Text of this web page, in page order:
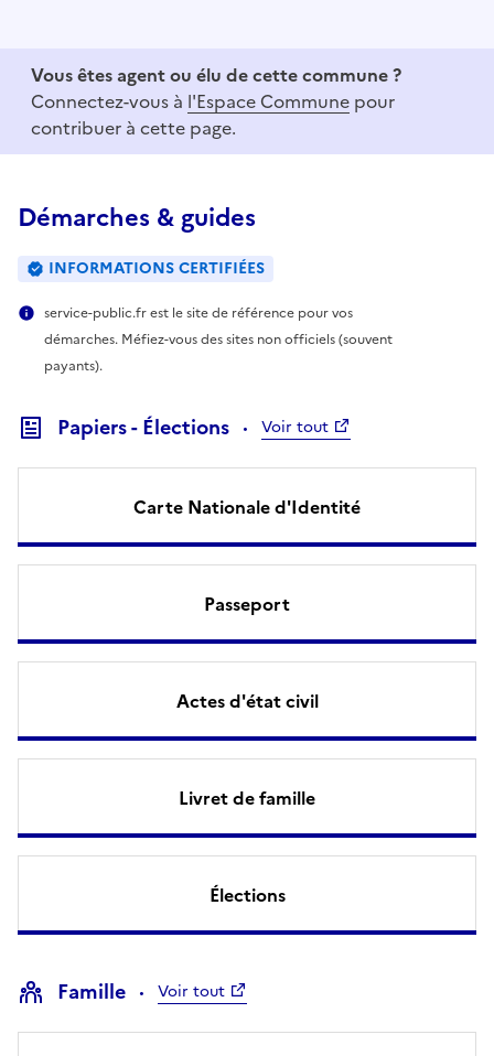
Vous êtes agent ou élu de cette commune ?
Connectez-vous à l'Espace Commune pour
contribuer à cette page.
Démarches & guides
INFORMATIONS CERTIFIÉES
service-public.fr est le site de référence pour vos
démarches. Méfiez-vous des sites non officiels (souvent
payants).
Papiers - Élections Voir tout
Carte Nationale d'Identité
Passeport
Actes d'état civil
Livret de famille
Élections
Famille Voir tout